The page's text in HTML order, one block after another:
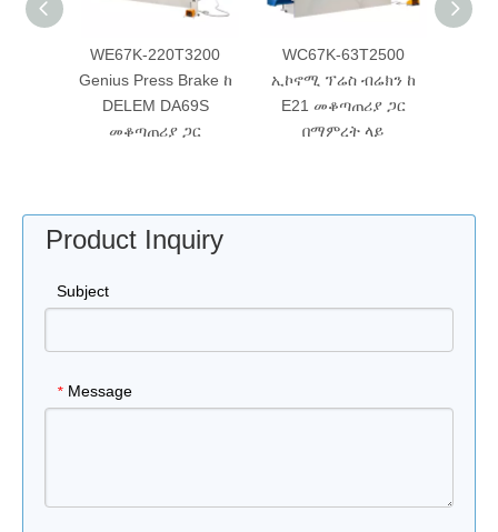
WE67K-220T3200
Genius Press Brake ከ
DELEM DA69S
መቆጣጠሪያ ጋር
WC67K-63T2500
ኢኮኖሚ ፕሬስ ብሬክን ከ
E21 መቆጣጠሪያ ጋር
በማምረት ላይ
Product Inquiry
Subject
* Message